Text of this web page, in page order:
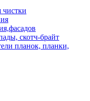
чистки
скотч-брайт
планок, планки,